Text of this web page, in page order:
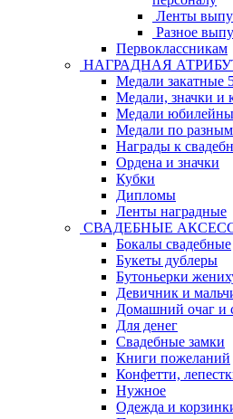
Ленты
Разное
Первоклассникам
НАГРАДНАЯ
Медали закатные
Медали, значки и
Медали
Медали по
Награды к
Ордена и значки
Кубки
Дипломы
Ленты наградные
СВАДЕБНЫЕ
Бокалы свадебные
Букеты дублеры
Бутоньерки
Девичник и
Домашний очаг и
Для денег
Свадебные замки
Книги пожеланий
Конфетти,
Нужное
Одежда и